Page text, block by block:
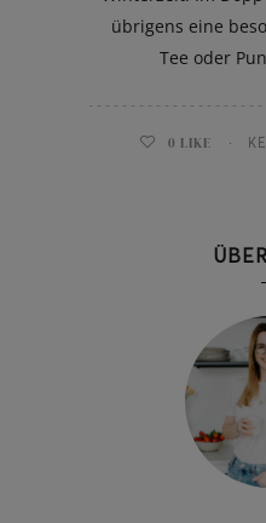
übrigens eine
Tee oder
0 LIKE